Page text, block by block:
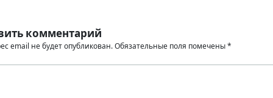
комментарий
email не будет опубликован.Обязательные поля помечены*